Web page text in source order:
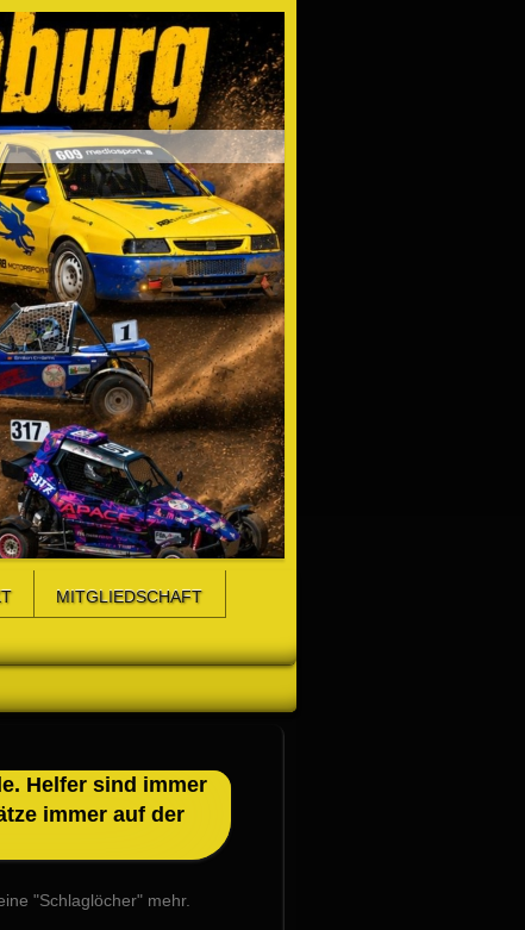
MITGLIEDSCHAFT
Helfer sind immer
immer auf der
"Schlaglöcher" mehr.